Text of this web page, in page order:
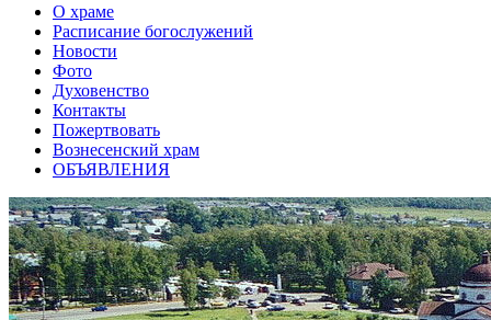
О храме
Расписание богослужений
Новости
Фото
Духовенство
Контакты
Пожертвовать
Вознесенский храм
ОБЪЯВЛЕНИЯ